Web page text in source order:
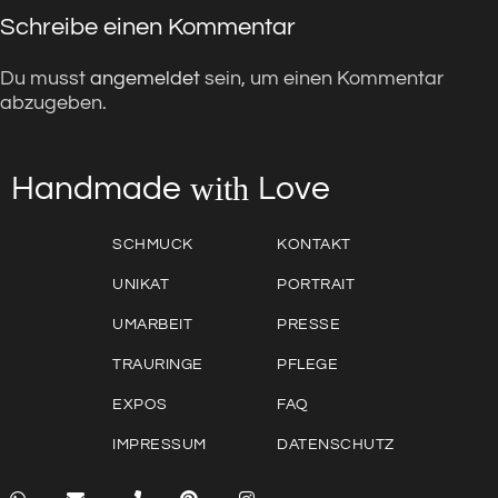
Schreibe einen Kommentar
Du musst angemeldet sein, um einen Kommentar
abzugeben.
Handmade with Love
SCHMUCK
UNIKAT
UMARBEIT
TRAURINGE
EXPOS
IMPRESSUM
KONTAKT
PORTRAIT
PRESSE
PFLEGE
FAQ
DATENSCHUTZ